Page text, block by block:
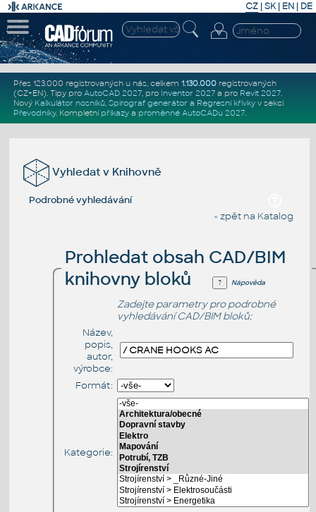
CZ | SK| EN | DE
Přes 123.000 registrovaných u nás, celkem 1.130.000registrovaných
(CZ+EN). Tipy pro AutoCAD 2027, pro Inventor 2027a pro Revit 2027.
Nový Kalkulátor nosníků, Spirograf generátor a Regresní křivkyv sekci
Převodníky. Kompletní příkazya proměnné AutoCADu 2027.
Vyhledat v Knihovně
Podrobné vyhledávání
« zpět na Katalog
Prohledat obsah CAD/BIM
knihovny bloků
Nápověda
Zadejte parametry pro podrobné
vyhledávání CAD/BIM bloků:
Název,
popis,
autor,
výrobce:
Formát:
Kategorie: